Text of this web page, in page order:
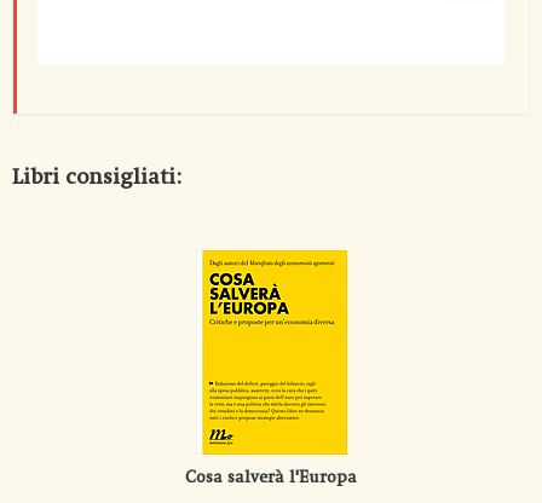
Libri consigliati:
Cosa salverà l'Europa